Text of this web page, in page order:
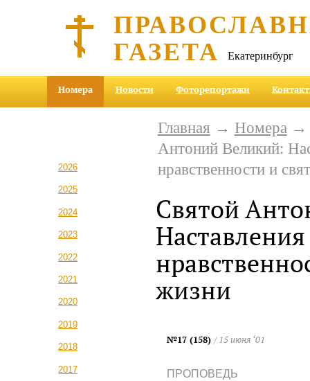
ГАЗЕТА Екатеринбург
Номера Новости Фоторепортажи
2026
2025
2024
2023
2022
2021
2020
2019
2018
2017
Главная → Номера
Антоний Великий:
нравственности и
Святой
жизни
№17 (158) / 15 июня ‘01
ПРОПОВЕДЬ